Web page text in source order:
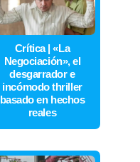
Crítica | «La
Negociación», el
desgarrador e
incómodo thriller
basado en hechos
reales